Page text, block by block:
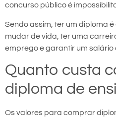
concurso público é
Sendo assim, ter um diploma
mudar de vida, ter uma
emprego e garantir um salário
Quanto custa
diploma de
Os valores para comprar